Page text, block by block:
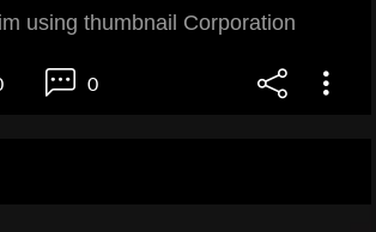
using thumbnail Corporation
0